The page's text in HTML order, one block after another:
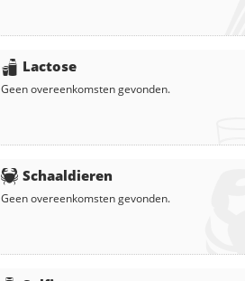
Lactose
Geen overeenkomsten gevonden.
Schaaldieren
Geen overeenkomsten gevonden.